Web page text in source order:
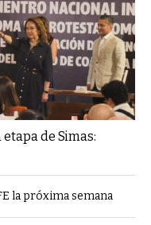
de Simas:
la próxima semana